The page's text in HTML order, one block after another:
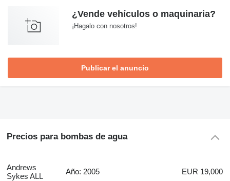
¿Vende vehículos o maquinaria?
¡Hagalo con nosotros!
Publicar el anuncio
Precios para bombas de agua
Andrews
Sykes ALL
Año: 2005 EUR 19,000